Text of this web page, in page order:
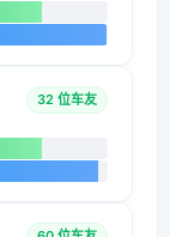
32 位车友